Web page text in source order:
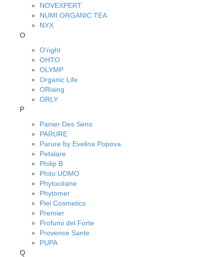
NOVEXPERT
NUMI ORGANIC TEA
NYX
O
O'right
OHTO
OLYMP
Organic Life
ORising
ORLY
P
Panier Des Sens
PARURE
Parure by Evelina Popova
Petalare
Philip B
Phito UOMO
Phytocéane
Phytomer
Piel Cosmetics
Premier
Profumi del Forte
Provence Sante
PUPA
Q